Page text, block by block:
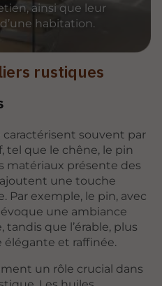
ainsi que leur
habitation.
rustiques
caractérisent souvent par
tel que le chêne, le pin
matériaux présente des
une touche
Par exemple, le pin, avec
une ambiance
que l’érable, plus
élégante et raffinée.
un rôle crucial dans